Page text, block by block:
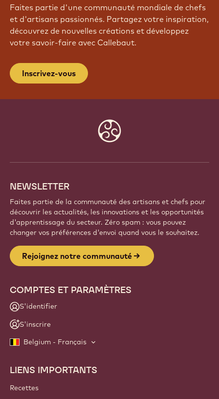
Faites partie d'une communauté mondiale de chefs
et d'artisans passionnés. Partagez votre inspiration,
découvrez de nouvelles créations et développez
votre savoir-faire avec Callebaut.
Inscrivez-vous
NEWSLETTER
Faites partie de la communauté des artisans et chefs pour
découvrir les actualités, les innovations et les opportunités
d'apprentissage du secteur. Zéro spam : vous pouvez
changer vos préférences d'envoi quand vous le souhaitez.
Rejoignez notre communauté
COMPTES ET PARAMÈTRES
S'identifier
S'inscrire
Belgium - Français
Footer
Callebaut
LIENS IMPORTANTS
Recettes